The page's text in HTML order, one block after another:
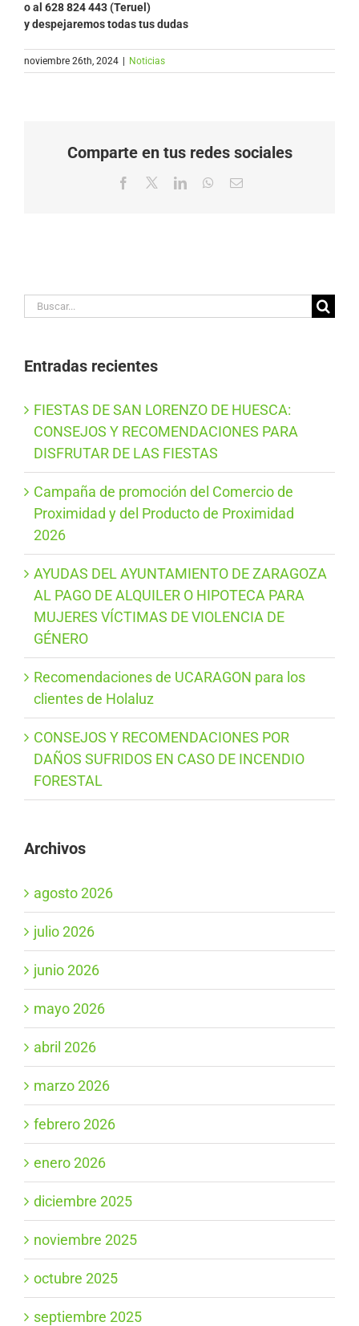
o al 628 824 443 (Teruel)
y despejaremos todas tus dudas
noviembre 26th, 2024 Noticias
Comparte en tus redes sociales
Facebook LinkedInWhatsApp
Correo
Buscar:
Entradas recientes
FIESTAS DE SAN LORENZO DE HUESCA:
CONSEJOS Y RECOMENDACIONES PARA
DISFRUTAR DE LAS FIESTAS
Campaña de promoción del Comercio de
Proximidad y del Producto de Proximidad
2026
AYUDAS DEL AYUNTAMIENTO DE ZARAGOZA
AL PAGO DE ALQUILER O HIPOTECA PARA
MUJERES VÍCTIMAS DE VIOLENCIA DE
GÉNERO
Recomendaciones de UCARAGON para los
clientes de Holaluz
CONSEJOS Y RECOMENDACIONES POR
DAÑOS SUFRIDOS EN CASO DE INCENDIO
FORESTAL
Archivos
agosto 2026
julio 2026
junio 2026
mayo 2026
abril 2026
marzo 2026
febrero 2026
enero 2026
diciembre 2025
noviembre 2025
octubre 2025
septiembre 2025